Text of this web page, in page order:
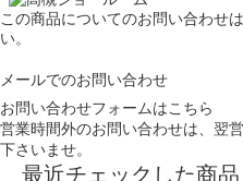
この商品についてのお問い合わせは
い。
メールでのお問い合わせ
お問い合わせフォームはこちら
営業時間外のお問い合わせは、翌
下さいませ。
最近チェックした商品